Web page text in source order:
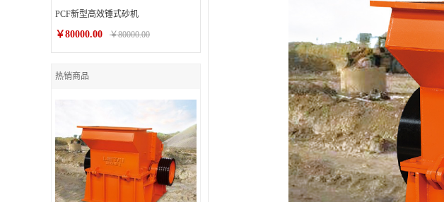
PCF新型高效锤式砂机
￥80000.00 ￥80000.00
热销商品